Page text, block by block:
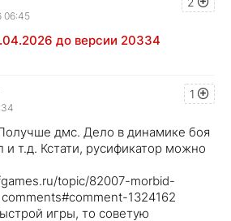
06:45
до версии 20334
1
дмс. Дело в динамике боя
т.д. Кстати, русификатор можно
topic/82007-morbid-
1324162
игры, то советую